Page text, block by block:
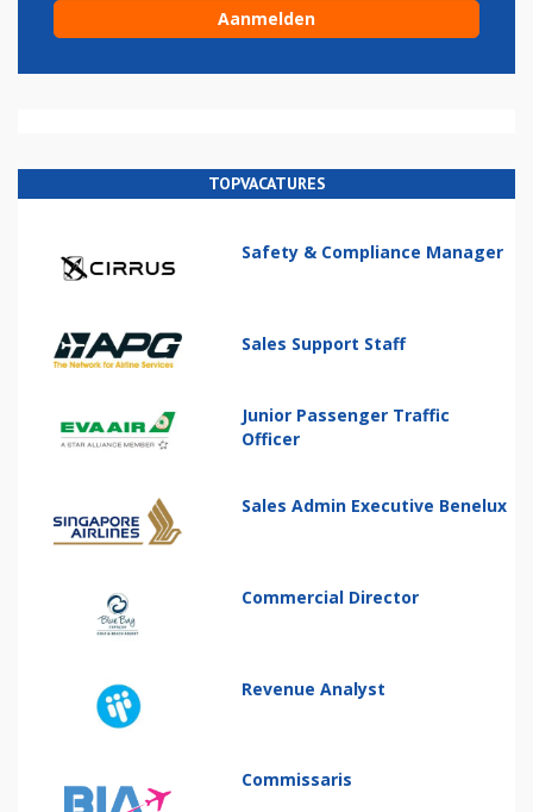
TOPVACATURES
Safety & Compliance Manager
Sales Support Staff
Junior Passenger Traffic
Officer
Sales Admin Executive Benelux
Commercial Director
Revenue Analyst
Commissaris